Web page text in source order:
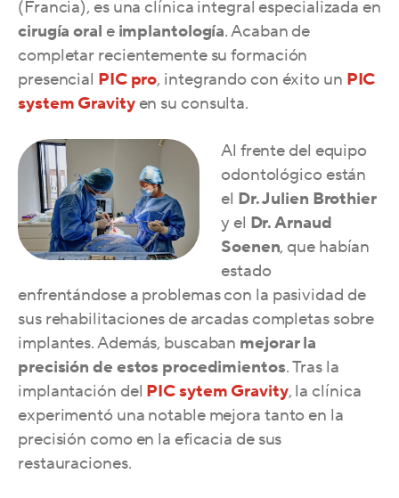
(Francia), es una clínica integral especializada en
cirugía oral e implantología. Acaban de
completar recientemente su formación
presencial PIC pro, integrando con éxito un PIC
system Gravity en su consulta.
Al frente del equipo
odontológico están
el Dr. Julien Brothier
y el Dr. Arnaud
Soenen, que habían
estado
enfrentándose a problemas con la pasividad de
sus rehabilitaciones de arcadas completas sobre
implantes. Además, buscaban mejorar la
precisión de estos procedimientos. Tras la
implantación del PIC sytem Gravity, la clínica
experimentó una notable mejora tanto en la
precisión como en la eficacia de sus
restauraciones.